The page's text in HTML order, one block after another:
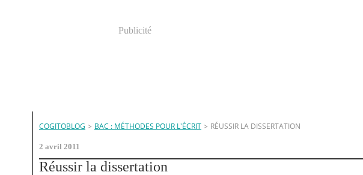
Publicité
COGITOBLOG > BAC : MÉTHODES POUR L'ÉCRIT > RÉUSSIR LA DISSERTATION
2 avril 2011
Réussir la dissertation